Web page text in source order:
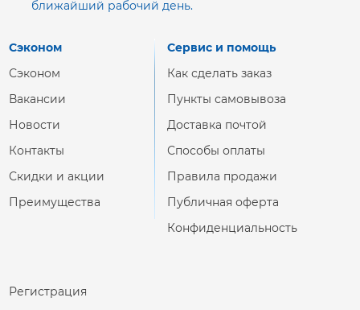
ближайший рабочий день.
Сэконом
Сэконом
Вакансии
Новости
Контакты
Скидки и акции
Преимущества
Сервис и помощь
Как сделать заказ
Пункты самовывоза
Доставка почтой
Способы оплаты
Правила продажи
Публичная оферта
Конфиденциальность
Регистрация